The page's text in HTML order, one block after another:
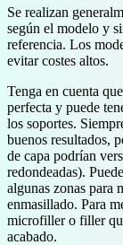
Se realizan
según el modelo y
referencia. Los
evitar costes altos.
Tenga en cuenta
perfecta y puede
los soportes.
buenos resultados,
de capa podrían
redondeadas).
algunas zonas para
enmasillado. Para
microfiller o filler
acabado.